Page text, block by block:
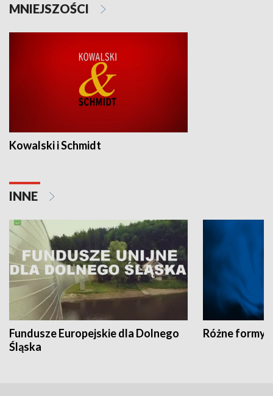
MNIEJSZOŚCI
Kowalski i Schmidt
INNE
Fundusze Europejskie dla Dolnego
Śląska
Różne formy